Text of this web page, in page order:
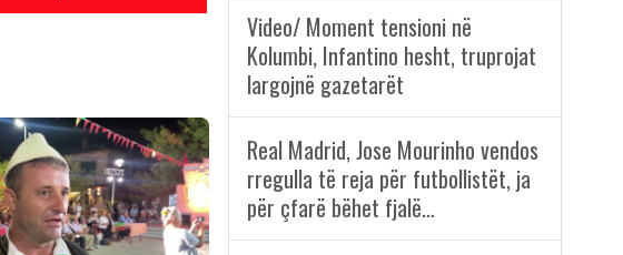
Video/ Moment tensioni në
Kolumbi, Infantino hesht, truprojat
largojnë gazetarët
Real Madrid, Jose Mourinho vendos
rregulla të reja për futbollistët, ja
për çfarë bëhet fjalë…